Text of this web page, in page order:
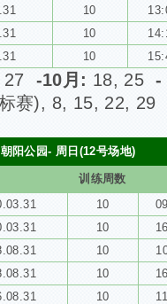
10
10
10
27 -10月: 18, 25 -
赛), 8, 15, 22, 29
朝阳公园- 周日(12号场地)
训练周数
10
10
10
10
10